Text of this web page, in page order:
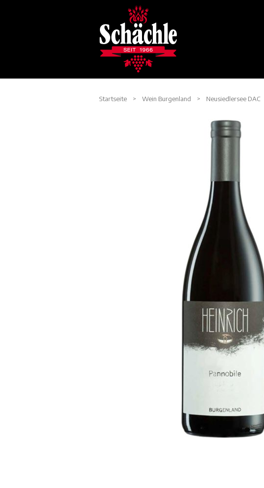
Startseite > Wein Burgenland > Neusiedlersee DAC